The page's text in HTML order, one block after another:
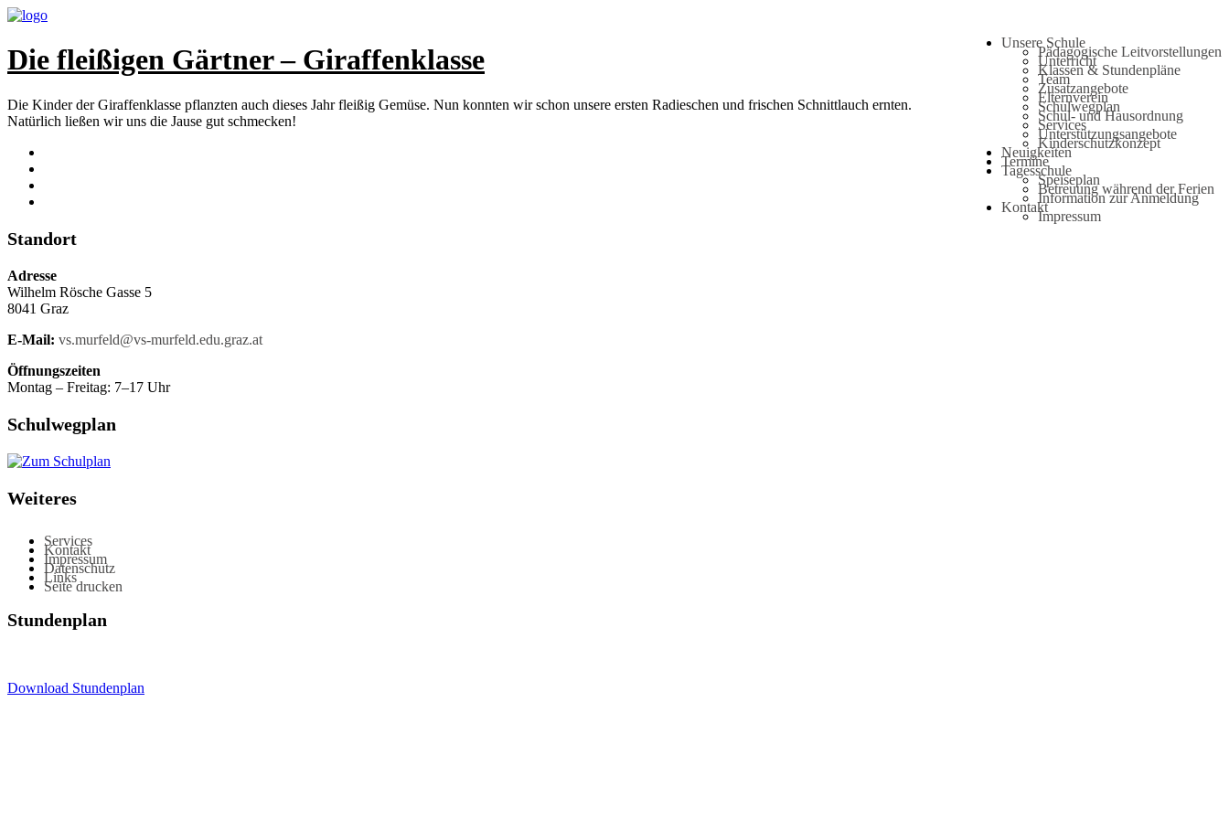
Unsere Schule
Pädagogische Leitvorstellungen
Unterricht
Klassen & Stundenpläne
Team
Zusatzangebote
Elternverein
Schulwegplan
Schul- und Hausordnung
Services
Unterstützungsangebote
Kinderschutzkonzept
Neuigkeiten
Termine
Tagesschule
Speiseplan
Betreuung während der Ferien
Information zur Anmeldung
Kontakt
Impressum
Die fleißigen Gärtner – Giraffenklasse
Die Kinder der Giraffenklasse pflanzten auch dieses Jahr fleißig Gemüse. Nun konnten wir schon unsere ersten Radieschen und frischen Schnittlauch ernten.
Natürlich ließen wir uns die Jause gut schmecken!
Standort
Adresse
Wilhelm Rösche Gasse 5
8041 Graz
E-Mail: vs.murfeld@vs-murfeld.edu.graz.at
Öffnungszeiten
Montag – Freitag: 7–17 Uhr
Schulwegplan
Weiteres
Services
Kontakt
Impressum
Datenschutz
Links
Seite drucken
Stundenplan
Download Stundenplan